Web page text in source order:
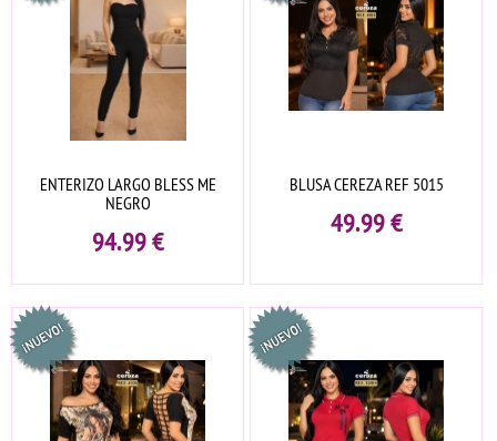
ENTERIZO LARGO BLESS ME
NEGRO
94.99€
BLUSA CEREZA REF 5015
49.99€